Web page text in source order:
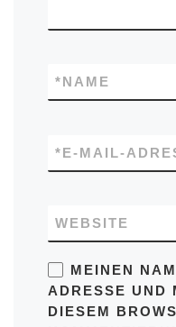
NAME
*
E-MAIL-
*
WEBSITE
MEINEN
ADRESSE UND
DIESEM